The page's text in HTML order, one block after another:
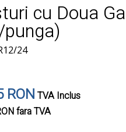
cu Doua
24
RON TVA Inclus
fara TVA